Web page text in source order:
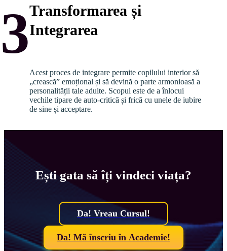
3Transformarea și
Integrarea
Acest proces de integrare permite copilului interior să
„crească” emoțional și să devină o parte armonioasă a
personalității tale adulte. Scopul este de a înlocui
vechile tipare de auto-critică și frică cu unele de iubire
de sine și acceptare.
Ești gata să îți vindeci viața?
Da! Vreau Cursul!
Da! Mă înscriu în Academie!